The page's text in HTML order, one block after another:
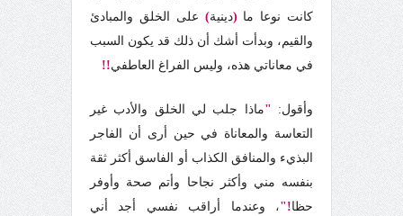
كانت نوعا ما (دينية) على الخلق والمبادئ
والقيم، وبدأت أشك أن ذلك قد يكون السبب
في معاناتي هذه، وليس الفراغ العاطفي!!
وأقول: "ماذا جلب لي الخلق والأدب غير
التعاسة والمعاناة في حين أرى أن الفاجر
البذيء والمنافق الكذاب أو الفاسق أكثر ثقة
بنفسه مني وأكثر نجاحا وأتم صحة وأوفر
حظا!"، وعندما أراقب نفسي أجد أني